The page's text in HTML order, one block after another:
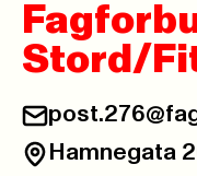
Stord/
E-post:
Hamnegata